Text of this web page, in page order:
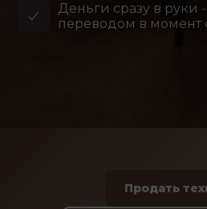
Деньги сразу в
переводом в момент
Продать